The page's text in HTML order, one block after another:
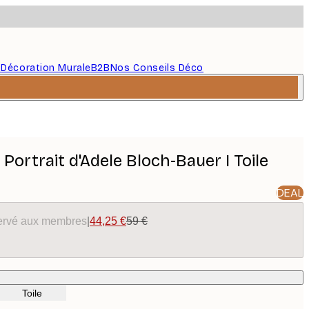
Décoration MuraleB2BNos Conseils Déco
d'Adele Bloch-Bauer I Toile
DEAL
aux membres 44,25 €59 €
Toile